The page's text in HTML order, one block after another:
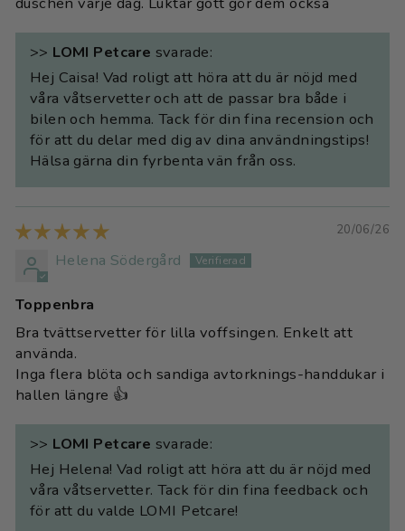
>> LOMI Petcare svarade:
Hej Caisa! Vad roligt att höra att du är nöjd med
våra våtservetter och att de passar bra både i
bilen och hemma. Tack för din fina recension och
för att du delar med dig av dina användningstips!
Hälsa gärna din fyrbenta vän från oss.
20/06/26
Helena Södergård
Toppenbra
Bra tvättservetter för lilla voffsingen. Enkelt att
använda.
Inga flera blöta och sandiga avtorknings-handdukar i
hallen längre 👍
>> LOMI Petcare svarade:
Hej Helena! Vad roligt att höra att du är nöjd med
våra våtservetter. Tack för din fina feedback och
för att du valde LOMI Petcare!